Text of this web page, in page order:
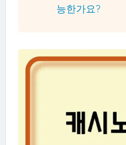
능한가요?